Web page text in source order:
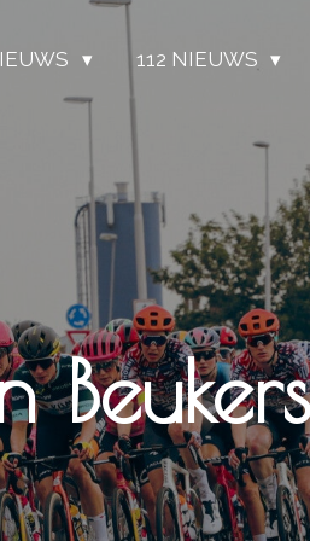
112 NIEUWS